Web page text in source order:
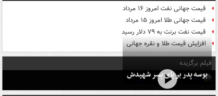
قیمت جهانی نفت امروز ۱۶ مرداد
قیمت جهانی طلا امروز ۱۵ مرداد
قیمت نفت برنت به ۷۹ دلار رسید
افزایش قیمت طلا و نقره جهانی
فیلم برگزیده
بوسه‌ پدر بر پای پسر شهیدش